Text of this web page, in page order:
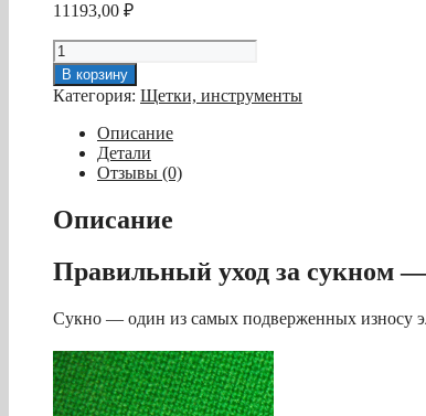
11193,00 ₽
Количество
товара
Инструмент
чистки
сукна
"Simonis
1"
В корзину
Категория: Щетки, инструменты
Описание
Детали
Отзывы (0)
Описание
Правильный уход за сукном
Сукно — один из самых подверженных износу